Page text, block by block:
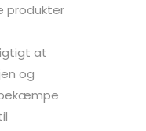
produkter
at
og